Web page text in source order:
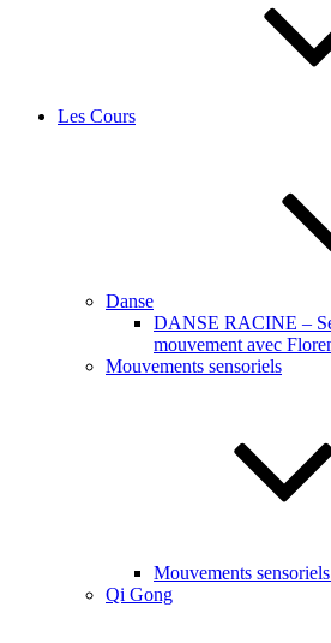
Les Cours
Danse
DANSE RACINE –
mouvement avec
Mouvements sensoriels
Mouvements
Qi Gong